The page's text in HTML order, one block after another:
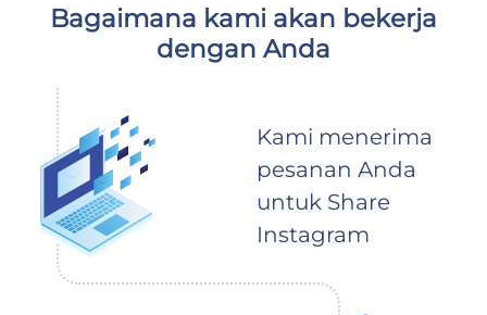
Bagaimana kami akan bekerja
dengan Anda
Kami menerima
pesanan Anda
untuk Share
Instagram